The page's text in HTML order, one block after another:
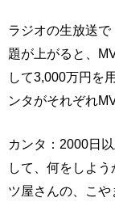
ラジオの生放送
題が上がると、
して3,000万円を
ンタがそれぞれ
カンタ：2000日
して、何をしよ
ツ屋さんの、こ